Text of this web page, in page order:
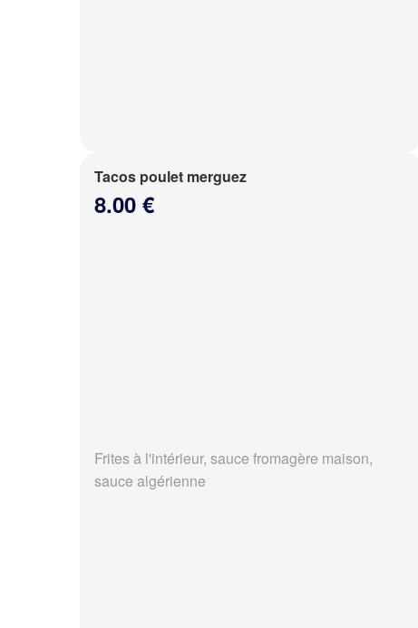
Tacos poulet merguez
8.00 €
Frites à l'intérieur, sauce fromagère maison,
sauce algérienne